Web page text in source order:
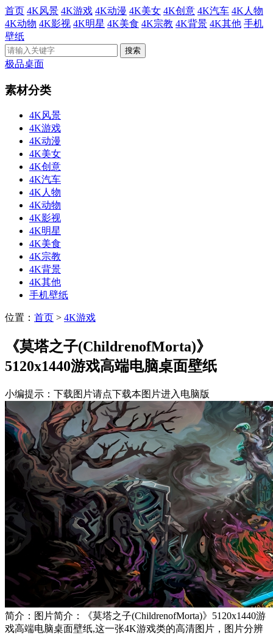
首页 4K风景 4K游戏 4K动漫 4K美女 4K创意 4K汽车 4K人物
4K动物 4K影视 4K明星 4K美食 4K宗教 4K背景 4K其他 手机
壁纸
极品桌面
素材分类
4K风景
4K游戏
4K动漫
4K美女
4K创意
4K汽车
4K人物
4K动物
4K影视
4K明星
4K美食
4K宗教
4K背景
4K其他
手机壁纸
位置： 首页 > 4K游戏
《莫塔之子(ChildrenofMorta)》
5120x1440游戏高端电脑桌面壁纸
小编提示：下载图片请点下载本图片进入电脑版
简介：图片简介：《莫塔之子(ChildrenofMorta)》5120x1440游
戏高端电脑桌面壁纸,这一张4K游戏类的高清图片，图片分辨